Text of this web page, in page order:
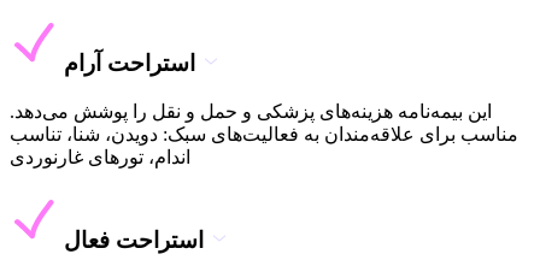
استراحت آرام
این بیمه‌نامه هزینه‌های پزشکی و حمل و نقل را پوشش می‌دهد.
مناسب برای علاقه‌مندان به فعالیت‌های سبک: دویدن، شنا، تناسب
اندام، تورهای غارنوردی
استراحت فعال